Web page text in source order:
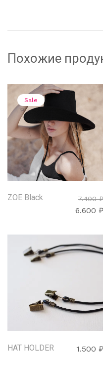
Похожие
Sale
ZOE Black 7.400₽
6.600 ₽
HAT HOLDER 1.500 ₽